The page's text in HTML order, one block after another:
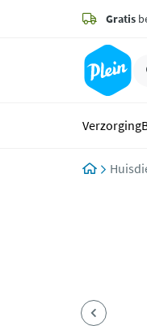
zoeken
hoofdinhoud
Gratis
Verzorging